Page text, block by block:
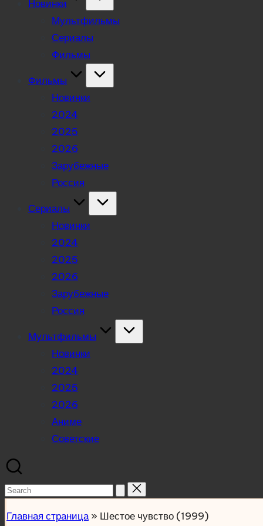
Новинки
Мультфильмы
Сериалы
Фильмы
Фильмы
Новинки
2024
2025
2026
Зарубежные
Россия
Сериалы
Новинки
2024
2025
2026
Зарубежные
Россия
Мультфильмы
Новинки
2024
2025
2026
Аниме
Советские
Search
Главная страница» Шестое чувство (1999)